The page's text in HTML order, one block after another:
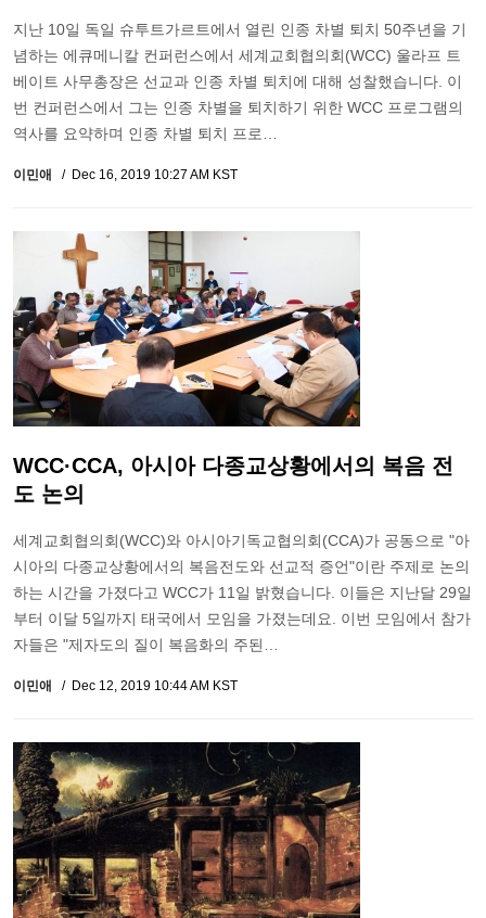
지난 10일 독일 슈투트가르트에서 열린 인종 차별 퇴치 50주년을 기
념하는 에큐메니칼 컨퍼런스에서 세계교회협의회(WCC) 울라프 트
베이트 사무총장은 선교과 인종 차별 퇴치에 대해 성찰했습니다. 이
번 컨퍼런스에서 그는 인종 차별을 퇴치하기 위한 WCC 프로그램의
역사를 요약하며 인종 차별 퇴치 프로…
이민애 Dec 16, 2019 10:27 AM KST
WCC·CCA, 아시아 다종교상황에서의 복음 전
도 논의
세계교회협의회(WCC)와 아시아기독교협의회(CCA)가 공동으로 "아
시아의 다종교상황에서의 복음전도와 선교적 증언"이란 주제로 논의
하는 시간을 가졌다고 WCC가 11일 밝혔습니다. 이들은 지난달 29일
부터 이달 5일까지 태국에서 모임을 가졌는데요. 이번 모임에서 참가
자들은 "제자도의 질이 복음화의 주된…
이민애 Dec 12, 2019 10:44 AM KST